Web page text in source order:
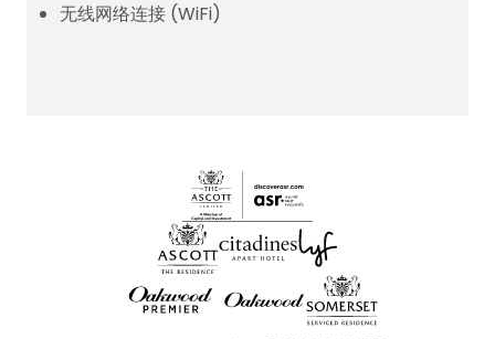
无线网络连接 (WiFi)